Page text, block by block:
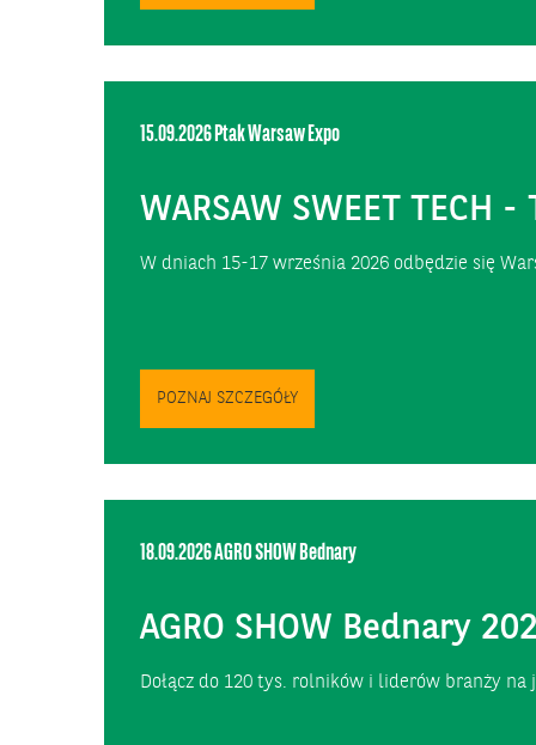
15.09.2026Ptak Warsaw Expo
WARSAW SWEET
W dniach 15-17 września 2026 odbędzie się
POZNAJ SZCZEGÓŁY
18.09.2026AGRO SHOW Bednary
AGRO SHOW Bednary
Dołącz do 120 tys. rolników i liderów branży